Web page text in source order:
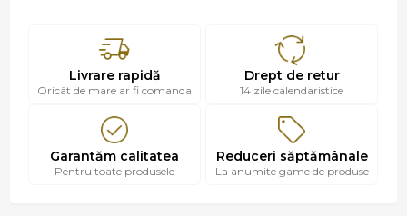
Livrare rapidă
Oricât de mare ar fi comanda
Drept de retur
14 zile calendaristice
Garantăm calitatea
Pentru toate produsele
Reduceri săptămânale
La anumite game de produse